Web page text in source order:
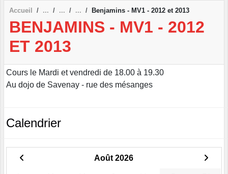
Accueil Benjamins - MV1 - 2012 et 2013
BENJAMINS - MV1 - 2012
ET 2013
Cours le Mardi et vendredi de 18.00 à 19.30
Au dojo de Savenay - rue des mésanges
Calendrier
Août 2026